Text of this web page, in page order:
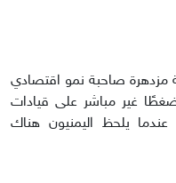
مزدهرة صاحبة نمو اقتصادي
غير مباشر على قيادات
يلحظ اليمنيون هناك